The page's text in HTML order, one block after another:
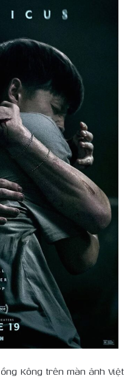
Kông trên màn ảnh Việt